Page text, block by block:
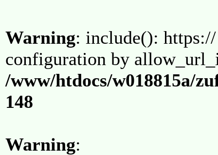
Warning: include():
configuration by
/www/htdocs/w018815a/
148
Warning: